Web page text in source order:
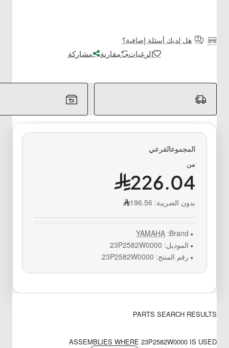
هل لديك أسئلة إضافية؟
الرغبات مقارنة مشاركة
من
226.04
بدون الضريبة: 196.56
Brand:
YAMAHA
الموديل: 23P2582W0000
رقم المنتج: 23P2582W0000
PARTS SEARCH RESULTS
ASSEMBLIES WHERE 23P2582W0000 IS USED